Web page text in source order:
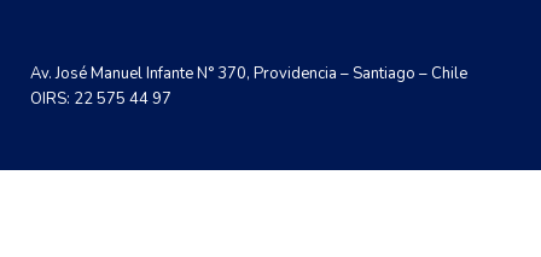
Av. José Manuel Infante N° 370, Providencia – Santiago – Chile
OIRS: 22 575 44 97